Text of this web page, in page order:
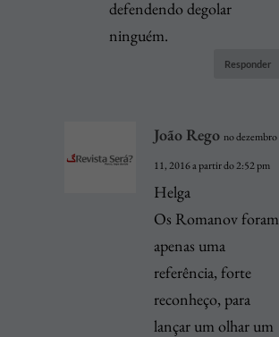
defendendo degolar
ninguém.
Responder
João Rego no dezembro
11, 2016 a partir do 2:52 pm
Helga
Os Romanov foram
apenas uma
referência, forte
reconheço, para
lançar um olhar um